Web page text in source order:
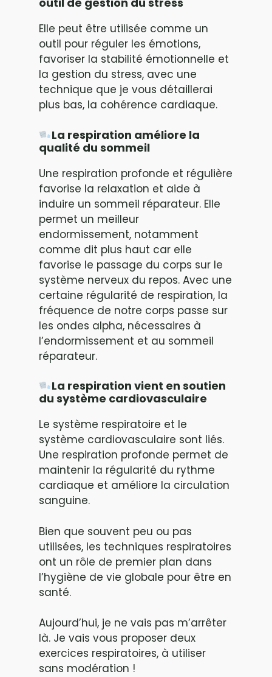
Elle peut être utilisée comme un
outil pour réguler les émotions,
favoriser la stabilité émotionnelle et
la gestion du stress, avec une
technique que je vous détaillerai
plus bas, la cohérence cardiaque.
La respiration améliore la
qualité du sommeil
Une respiration profonde et régulière
favorise la relaxation et aide à
induire un sommeil réparateur. Elle
permet un meilleur
endormissement, notamment
comme dit plus haut car elle
favorise le passage du corps sur le
système nerveux du repos. Avec une
certaine régularité de respiration, la
fréquence de notre corps passe sur
les ondes alpha, nécessaires à
l’endormissement et au sommeil
réparateur.
La respiration vient en soutien
du système cardiovasculaire
Le système respiratoire et le
système cardiovasculaire sont liés.
Une respiration profonde permet de
maintenir la régularité du rythme
cardiaque et améliore la circulation
sanguine.
Bien que souvent peu ou pas
utilisées, les techniques respiratoires
ont un rôle de premier plan dans
l’hygiène de vie globale pour être en
santé.
Aujourd’hui, je ne vais pas m’arrêter
là. Je vais vous proposer deux
exercices respiratoires, à utiliser
sans modération !